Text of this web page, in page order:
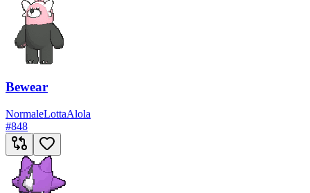
Bewear
NormaleLottaAlola
#848